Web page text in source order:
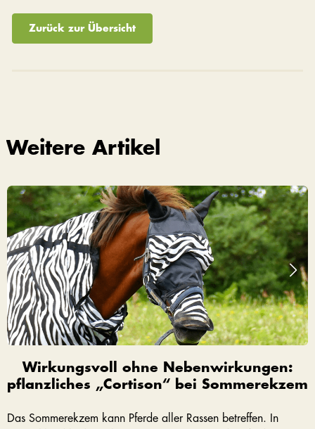
Zurück zur Übersicht
Weitere Artikel
Wirkungsvoll ohne Nebenwirkungen:
pflanzliches „Cortison“ bei Sommerekzem
Das Sommerekzem kann Pferde aller Rassen betreffen. In